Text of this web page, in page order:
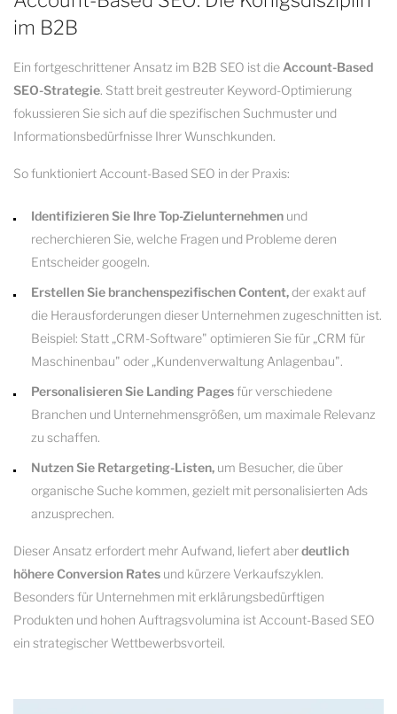
im B2B
Ein fortgeschrittener Ansatz im B2B SEO ist die Account-Based
SEO-Strategie. Statt breit gestreuter Keyword-Optimierung
fokussieren Sie sich auf die spezifischen Suchmuster und
Informationsbedürfnisse Ihrer Wunschkunden.
So funktioniert Account-Based SEO in der Praxis:
Identifizieren Sie Ihre Top-Zielunternehmen und
recherchieren Sie, welche Fragen und Probleme deren
Entscheider googeln.
Erstellen Sie branchenspezifischen Content,der exakt auf
die Herausforderungen dieser Unternehmen zugeschnitten ist.
Beispiel: Statt „CRM-Software" optimieren Sie für „CRM für
Maschinenbau" oder „Kundenverwaltung Anlagenbau".
Personalisieren Sie Landing Pagesfür verschiedene
Branchen und Unternehmensgrößen, um maximale Relevanz
zu schaffen.
Nutzen Sie Retargeting-Listen, um Besucher, die über
organische Suche kommen, gezielt mit personalisierten Ads
anzusprechen.
Dieser Ansatz erfordert mehr Aufwand, liefert aberdeutlich
höhere Conversion Rates und kürzere Verkaufszyklen.
Besonders für Unternehmen mit erklärungsbedürftigen
Produkten und hohen Auftragsvolumina ist Account-Based SEO
ein strategischer Wettbewerbsvorteil.